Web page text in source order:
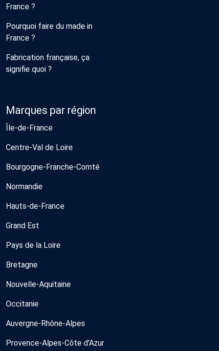
France ?
Pourquoi faire du made in
France ?
Fabrication française, ça
signifie quoi ?
Marques par région
Île-de-France
Centre-Val de Loire
Bourgogne-Franche-Comté
Normandie
Hauts-de-France
Grand Est
Pays de la Loire
Bretagne
Nouvelle-Aquitaine
Occitanie
Auvergne-Rhône-Alpes
Provence-Alpes-Côte d'Azur